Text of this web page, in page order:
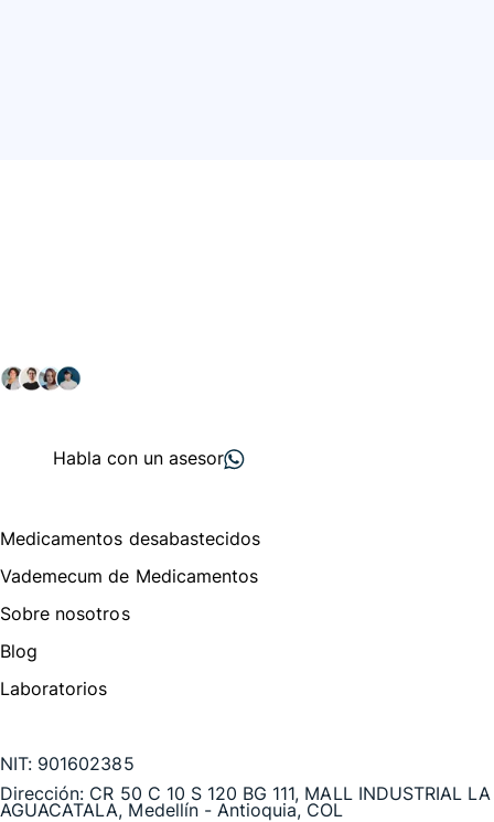
Habla con un asesor
Medicamentos desabastecidos
Vademecum de Medicamentos
Sobre nosotros
Blog
Laboratorios
NIT: 901602385
Dirección: CR 50 C 10 S 120 BG 111, MALL INDUSTRIAL LA
AGUACATALA, Medellín - Antioquia, COL